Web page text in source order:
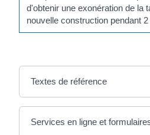
d'obtenir une exonération de la
nouvelle construction pendant 2
Textes de référence
Services en ligne et